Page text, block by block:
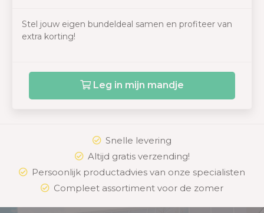
Stel jouw eigen bundeldeal samen en profiteer van
extra korting!
Leg in mijn mandje
Snelle levering
Altijd gratis verzending!
Persoonlijk productadvies van onze specialisten
Compleet assortiment voor de zomer